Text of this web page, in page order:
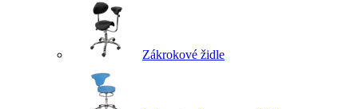
Zákrokové židle